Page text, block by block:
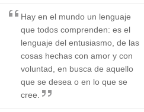
Hay en el mundo un lenguaje
que todos comprenden: es el
lenguaje del entusiasmo, de las
cosas hechas con amor y con
voluntad, en busca de aquello
que se desea o en lo que se
cree.